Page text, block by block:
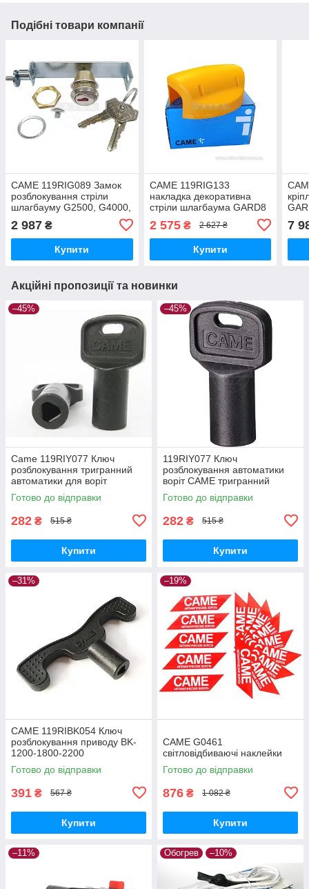
Подібні товари компанії
CAME 119RIG089 Замок
розблокування стріли
шлагбауму G2500, G4000,
2 987 ₴
Купити
CAME 119RIG133
накладка декоративна
стріли шлагбаума GARD8
шлагбаума
2 575₴ 2 627 ₴
Купити
7
Акційні пропозиції та новинки
–45%
Came 119RIY077 Ключ
розблокування тригранний
автоматики для воріт
Готово до відправки
282 ₴ 515 ₴
Купити
–45%
119RIY077 Ключ
розблокування автоматики
воріт CAME тригранний
Готово до відправки
282 ₴ 515 ₴
Купити
–31%
CAME 119RIBK054 Ключ
розблокування приводу BK-
1200-1800-2200
Готово до відправки
391 ₴ 567 ₴
Купити
–19%
CAME G0461
світловідбиваючі наклейки
Готово до відправки
876 ₴ 1 082 ₴
Купити
–11% Обогрев –10%